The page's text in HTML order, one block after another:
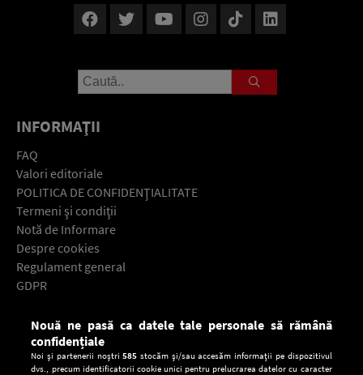
INFORMAŢII
FAQ
Valori editoriale
POLITICA DE CONFIDENŢIALITATE
Termeni şi condiţii
Notă de Informare
Despre cookies
Regulament general
GDPR
Descarcă gratuit aplicaţia Europa FM pentru smartphone:
Nouă ne pasă ca datele tale personale să rămână
confidențiale
Noi și partenerii noștri585 stocăm și/sau accesăm informații pe dispozitivul
dvs., precum identificatorii cookie unici pentru prelucrarea datelor cu caracter